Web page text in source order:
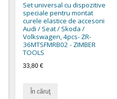
Set universal cu dispozitive
speciale pentru montat
curele elastice de accesorii
Audi / Seat / Skoda /
Volkswagen, 4pcs- ZR-
36MTSFMRB02 - ZIMBER
TOOLS
33,80 €
În căruţ